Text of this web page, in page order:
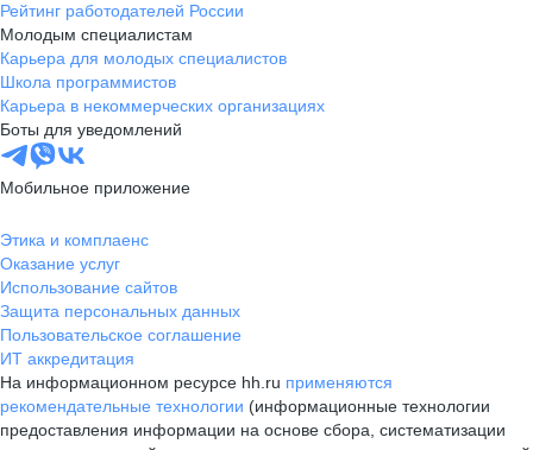
Рейтинг работодателей России
Молодым специалистам
Карьера для молодых специалистов
Школа программистов
Карьера в некоммерческих организациях
Боты для уведомлений
Мобильное приложение
Этика и комплаенс
Оказание услуг
Использование сайтов
Защита персональных данных
Пользовательское соглашение
ИТ аккредитация
На информационном ресурсе hh.ru применяются
рекомендательные технологии (информационные технологии
предоставления информации на основе сбора, систематизации